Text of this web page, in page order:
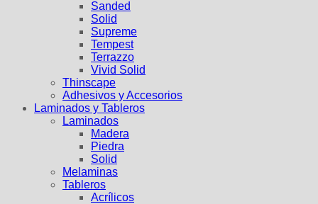
Sanded
Solid
Supreme
Tempest
Terrazzo
Vivid Solid
Thinscape
Adhesivos y Accesorios
Laminados y Tableros
Laminados
Madera
Piedra
Solid
Melaminas
Tableros
Acrílicos